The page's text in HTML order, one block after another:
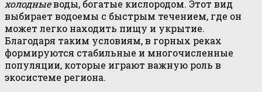
холодныеводы, богатые кислородом. Этот вид
выбирает водоемы с быстрым течением, где он
может легко находить пищу и укрытие.
Благодаря таким условиям, в горных реках
формируются стабильные и многочисленные
популяции, которые играют важную роль в
экосистеме региона.